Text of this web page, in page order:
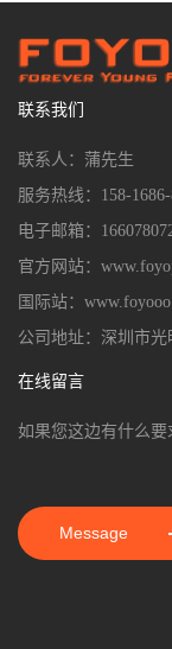
联系我们
联系人：蒲先生
服务热线：158-1686-
电子邮箱：
官方网站：
国际站：
公司地址：深圳市
在线留言
如果您这边有什么要
Message